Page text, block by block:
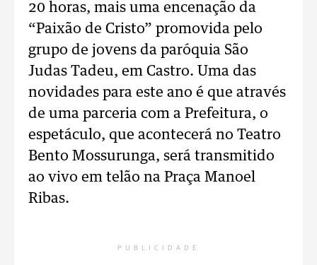
20 horas, mais uma encenação da
“Paixão de Cristo” promovida pelo
grupo de jovens da paróquia São
Judas Tadeu, em Castro. Uma das
novidades para este ano é que através
de uma parceria com a Prefeitura, o
espetáculo, que acontecerá no Teatro
Bento Mossurunga, será transmitido
ao vivo em telão na Praça Manoel
Ribas.
PUBLICIDADE